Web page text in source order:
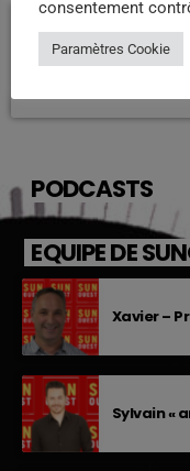
Laisser une
Vous devez être
PODCASTS
EQUIPE DE
Xavier –
Sylvain «
consentement
Paramètres Cookie